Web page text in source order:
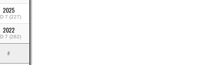
2025
7 (227)
2022
7 (262)
#